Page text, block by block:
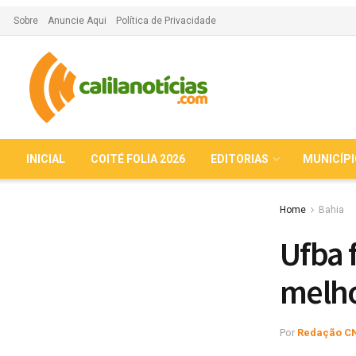
Sobre Anuncie Aqui Política de Privacidade
INICIAL COITÉ FOLIA 2026 EDITORIAS
Home Bahia
Ufba
Por Redação